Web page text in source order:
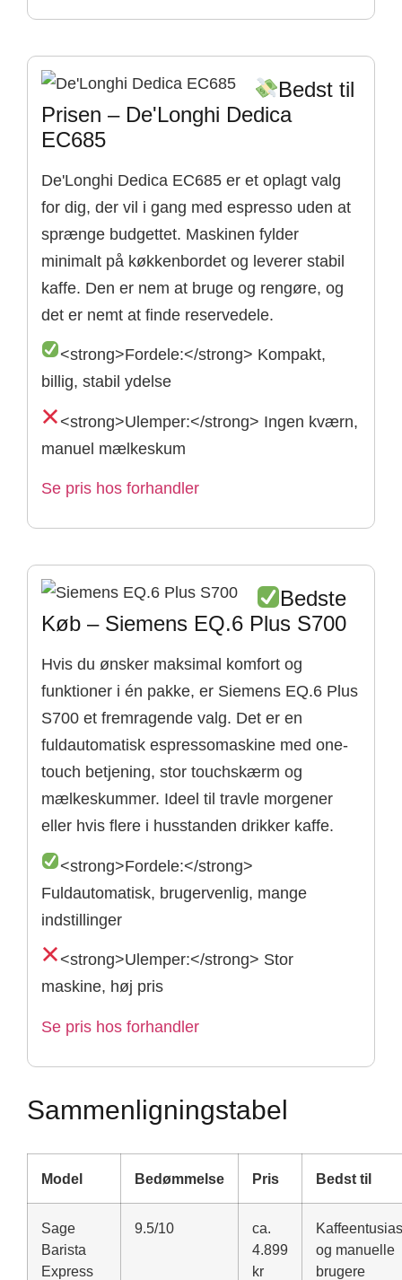
Bedst til
Prisen – De'Longhi Dedica
EC685
De'Longhi Dedica EC685 er et oplagt valg
for dig, der vil i gang med espresso uden at
sprænge budgettet. Maskinen fylder
minimalt på køkkenbordet og leverer stabil
kaffe. Den er nem at bruge og rengøre, og
det er nemt at finde reservedele.
<strong>Fordele:</strong> Kompakt,
billig, stabil ydelse
<strong>Ulemper:</strong> Ingen kværn,
manuel mælkeskum
Se pris hos forhandler
Bedste
Køb – Siemens EQ.6 Plus S700
Hvis du ønsker maksimal komfort og
funktioner i én pakke, er Siemens EQ.6 Plus
S700 et fremragende valg. Det er en
fuldautomatisk espressomaskine med one-
touch betjening, stor touchskærm og
mælkeskummer. Ideel til travle morgener
eller hvis flere i husstanden drikker kaffe.
<strong>Fordele:</strong>
Fuldautomatisk, brugervenlig, mange
indstillinger
<strong>Ulemper:</strong> Stor
maskine, høj pris
Se pris hos forhandler
Sammenligningstabel
Model Bedømmelse Pris Bedst til
Sage
Barista
Express
9.5/10
ca.
4.899
kr
og manuelle
brugere